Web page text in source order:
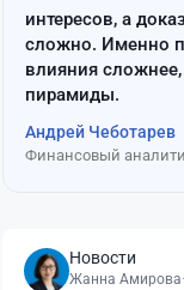
интересов, а
сложно. Именно
влияния
пирамиды.
Андрей Чеботарев
Финансовый
Новости
Жанна Амирова·